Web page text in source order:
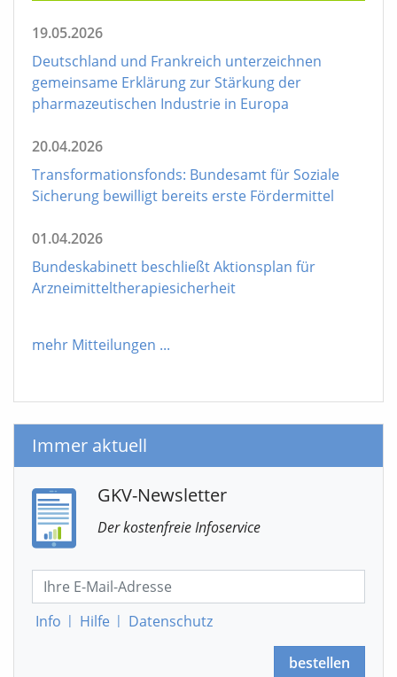
19.05.2026
Deutschland und Frankreich unterzeichnen
gemeinsame Erklärung zur Stärkung der
pharmazeutischen Industrie in Europa
20.04.2026
Transformationsfonds: Bundesamt für Soziale
Sicherung bewilligt bereits erste Fördermittel
01.04.2026
Bundeskabinett beschließt Aktionsplan für
Arzneimitteltherapiesicherheit
mehr Mitteilungen ...
Immer aktuell
GKV-Newsletter
Der kostenfreie Infoservice
Info | Hilfe | Datenschutz
bestellen